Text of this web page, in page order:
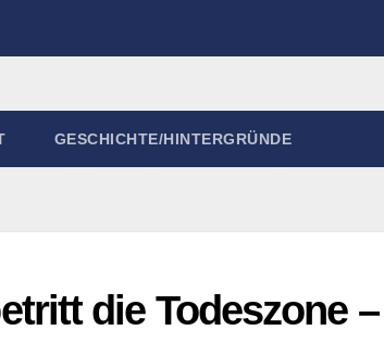
GESCHICHTE/HINTERGRÜNDE
die Todeszone –